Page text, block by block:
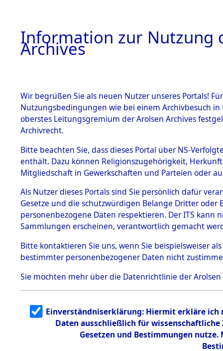
BESTÄNDE
1.
mente
5. Verschiedenes
5.3
Todesmärsche
5.3.1 Alliierte
Erhebungen
zu
Todesmärsch
en
5.3.2
g
5.3.3
Todesmärsch
Neunburg
0002
Information zur Nutzung
Archives
Wir begrüßen Sie als neuen Nutzer unseres Portals!
Nutzungsbedingungen wie bei einem Archivbesuch
oberstes Leitungsgremium der Arolsen Archives
Archivrecht.
Bitte beachten Sie, dass dieses Portal über NS-
enthält. Dazu können Religionszugehörigkeit,
Mitgliedschaft in Gewerkschaften und Parteien oder
Als Nutzer dieses Portals sind Sie persönlich dafür
Gesetze und die schutzwürdigen Belange Dritter
personenbezogene Daten respektieren. Der ITS
Sammlungen erscheinen, verantwortlich gemacht
Bitte kontaktieren Sie uns, wenn Sie beispielsweiser
bestimmter personenbezogener Daten nicht
Sie möchten mehr über die Datenrichtlinie der Arolsen
Einverständniserklärung: Hiermit erkläre ich
Daten ausschließlich für
Gesetzen und Bestimmungen